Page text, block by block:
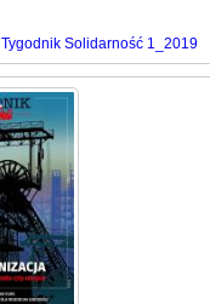
Tygodnik Solidarność 1_2019